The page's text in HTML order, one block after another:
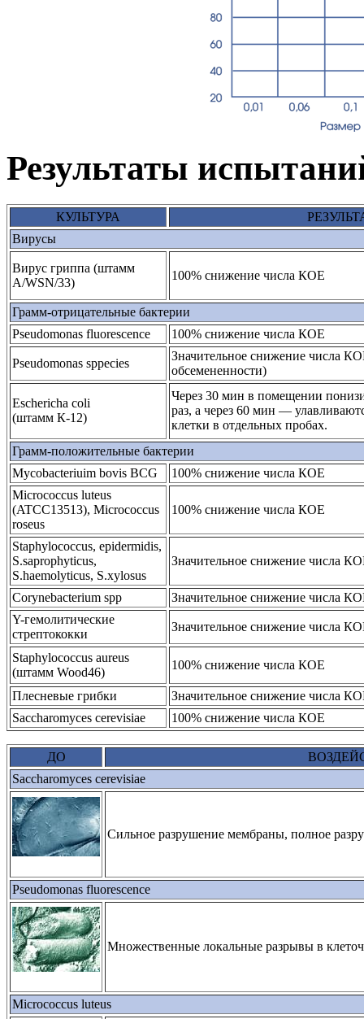
Результаты
КУЛЬТУРА
Вирусы
Вирус гриппа (штамм
A/WSN/33)
100% снижение числа КОЕ
Грамм-отрицательные бактерии
Pseudomonas fluorescence
100% снижение числа КОЕ
Pseudomonas sppecies
Значительное снижение числа
обсемененности)
Eschericha coli
(штaмм К-12)
Через 30 мин в помещении
раз, а через 60 мин —
клетки в отдельных пробах.
Грамм-положительные бактерии
Mycobacteriuim bovis BCG
100% снижение числа КОЕ
Micrococcus luteus
(ATCC13513), Micrococcus
roseus
100% снижение числа КОЕ
Staphylococcus, epidermidis,
S.saprophyticus,
S.haemolyticus, S.xylosus
Значительное снижение числа
Corynebacterium spp
Значительное снижение числа
Y-гемолитические
стрептококки
Значительное снижение числа
Staphylococcus aureus
(штамм Wood46)
100% снижение числа КОЕ
Плесневые грибки
Значительное снижение числа
Saccharomyces cerevisiae
100% снижение числа КОЕ
ДО
Saccharomyces cerevisiae
Сильное разрушение мембраны, полное
Pseudomonas fluorescence
Множественные локальные разрывы в
Micrococcus luteus